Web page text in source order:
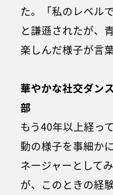
た。「私のレベル
と謙遜されたが、
楽しんだ様子が言
華やかな社交ダン
部
もう40年以上経っ
動の様子を事細か
ネージャーとして
が、このときの経